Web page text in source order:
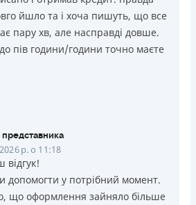
йшло та і хоча пишуть, що все
пару хв, але насправді довше.
пів години/години точно маєте
представника
р. о 11:18
відгук!
допомогти у потрібний момент.
що оформлення зайняло більше